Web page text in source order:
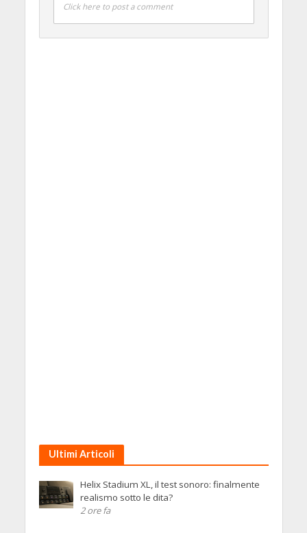
Click here to post a comment
Ultimi Articoli
Helix Stadium XL, il test sonoro: finalmente
realismo sotto le dita?
2 ore fa